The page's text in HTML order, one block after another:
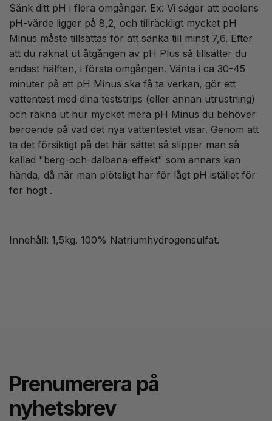
Sänk ditt pH i flera omgångar. Ex: Vi säger att poolens
pH-värde ligger på 8,2, och tillräckligt mycket pH
Minus måste tillsättas för att sänka till minst 7,6. Efter
att du räknat ut åtgången av pH Plus så tillsätter du
endast hälften, i första omgången. Vänta i ca 30-45
minuter på att pH Minus ska få ta verkan, gör ett
vattentest med dina teststrips (eller annan utrustning)
och räkna ut hur mycket mera pH Minus du behöver
beroende på vad det nya vattentestet visar. Genom att
ta det försiktigt på det här sättet så slipper man så
kallad "berg-och-dalbana-effekt" som annars kan
hända, då när man plötsligt har för lågt pH istället för
för högt .
Innehåll: 1,5kg. 100% Natriumhydrogensulfat.
Prenumerera på
nyhetsbrev